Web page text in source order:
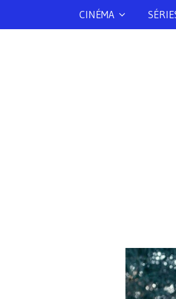
CINÉMA